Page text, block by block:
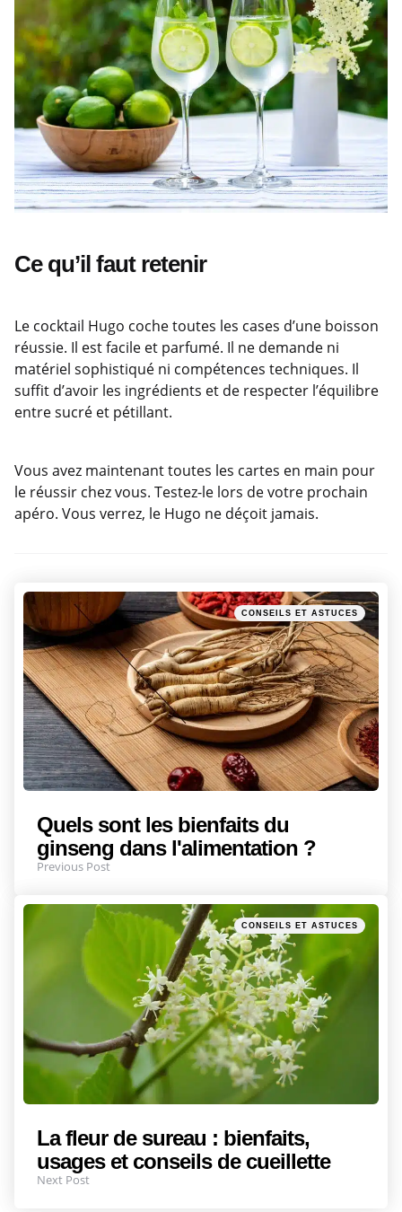
Ce qu’il faut retenir
Le cocktail Hugo coche toutes les cases d’une boisson
réussie. Il est facile et parfumé. Il ne demande ni
matériel sophistiqué ni compétences techniques. Il
suffit d’avoir les ingrédients et de respecter l’équilibre
entre sucré et pétillant.
Vous avez maintenant toutes les cartes en main pour
le réussir chez vous. Testez-le lors de votre prochain
apéro. Vous verrez, le Hugo ne déçoit jamais.
Post
navigation
Posted
in
CONSEILS ET ASTUCES
Quels sont les bienfaits du
ginseng dans l'alimentation ?
Previous Post
Posted
in
CONSEILS ET ASTUCES
La fleur de sureau : bienfaits,
usages et conseils de cueillette
Next Post